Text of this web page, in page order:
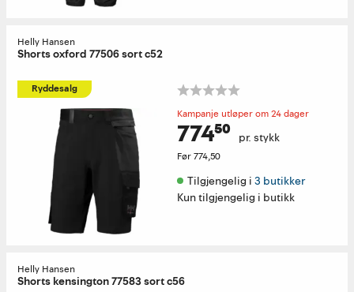
Helly Hansen
Shorts oxford 77506 sort c52
Ryddesalg
Kampanje utløper om 24 dager
774⁵⁰ pr. stykk
Før774,50
Tilgjengelig i 3 butikker
Kun tilgjengelig i butikk
Helly Hansen
Shorts kensington 77583 sort c56